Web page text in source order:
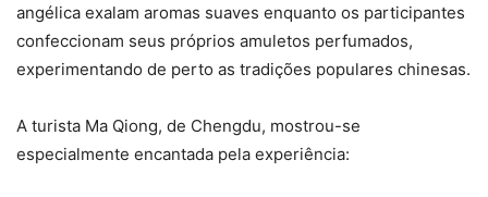
angélica exalam aromas suaves enquanto os participantes
confeccionam seus próprios amuletos perfumados,
experimentando de perto as tradições populares chinesas.
A turista Ma Qiong, de Chengdu, mostrou-se
especialmente encantada pela experiência: